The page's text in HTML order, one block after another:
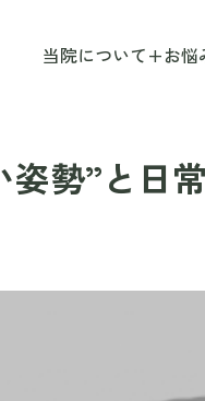
当院について+お悩
勢”と日